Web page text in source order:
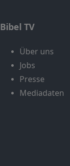
Bibel TV
Über uns
Jobs
Presse
Mediadaten